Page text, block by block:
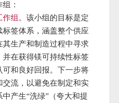
：
组。 该小组的目标是定
标签体系，涵盖整个供应
生产和制造过程中寻求
在获得镁可持续性标签
可和良好回报。下一步将
流，以避免在制定和实
产生“洗绿”（夸大和提